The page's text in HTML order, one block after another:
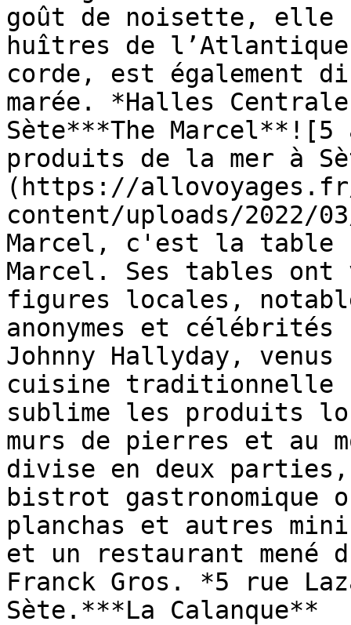
goût de noisette, elle
huîtres de
corde, est également
marée. *Halles
Sète***The Marcel**![5
produits de la mer à
(https://
content/uploads/2022/
Marcel, c'est la table
Marcel. Ses tables ont
figures locales,
anonymes et célébrités
Johnny Hallyday,
cuisine traditionnelle
sublime les produits
murs de pierres et au
divise en deux
bistrot gastronomique
planchas et autres
et un restaurant mené
Franck Gros. *5 rue
Sète.***La Calanque**